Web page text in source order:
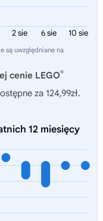
10 sie
6 sie
2 sie
są uwzględniane na
cenie LEGO®
za 124,99zł.
12 miesięcy